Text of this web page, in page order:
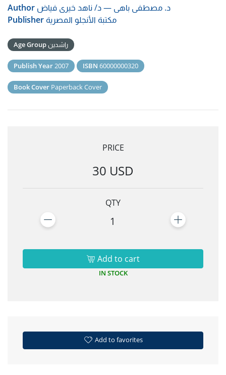
Author د. مصطفى باهى —د/ ناهد خيرى فياض
Publisher مكتبة الأنجلو المصرية
Age Groupراشدين
Publish Year2007 ISBN 60000000320
Book Cover Paperback Cover
PRICE
30 USD
QTY
1
Add to cart
IN STOCK
Add to favorites